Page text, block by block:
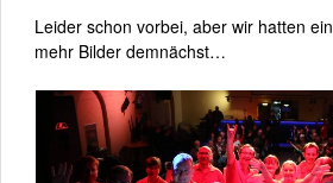
Leider schon vorbei, aber wir hatten
mehr Bilder demnächst…